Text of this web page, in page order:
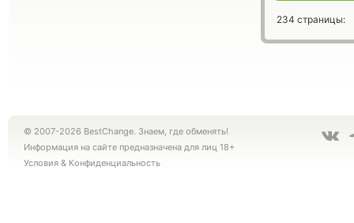
234 страницы:
© 2007-2026 BestChange. Знаем, где обменять!
Информация на сайте предназначена для лиц 18+
Условия & Конфиденциальность